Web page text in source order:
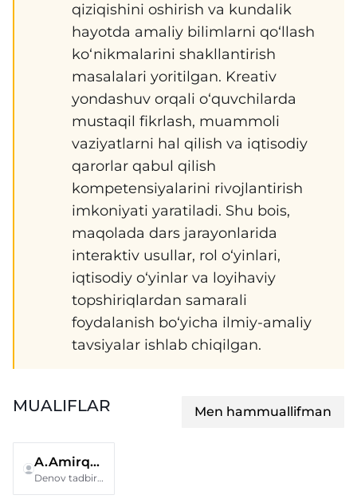
qiziqishini oshirish va kundalik
hayotda amaliy bilimlarni qo‘llash
ko‘nikmalarini shakllantirish
masalalari yoritilgan. Kreativ
yondashuv orqali o‘quvchilarda
mustaqil fikrlash, muammoli
vaziyatlarni hal qilish va iqtisodiy
qarorlar qabul qilish
kompetensiyalarini rivojlantirish
imkoniyati yaratiladi. Shu bois,
maqolada dars jarayonlarida
interaktiv usullar, rol o‘yinlari,
iqtisodiy o‘yinlar va loyihaviy
topshiriqlardan samarali
foydalanish bo‘yicha ilmiy-amaliy
tavsiyalar ishlab chiqilgan.
MUALIFLAR Men hammuallifman
A.Amirqulov
Denov tadbirkorlik va pedagogika instituti